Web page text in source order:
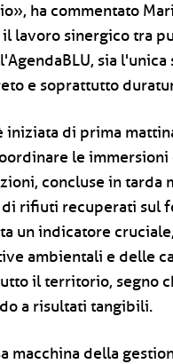
ha commentato
lavoro sinergico tra
sia
e soprattutto
iniziata di prima
le
concluse in tarda
rifiuti recuperati sul
un indicatore
ambientali e delle
il territorio, segno
a risultati tangibili.
macchina della